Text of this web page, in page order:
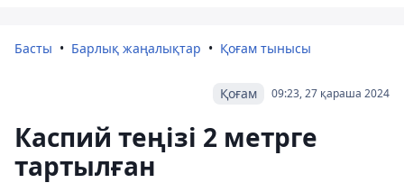
Басты Барлық жаңалықтар Қоғам тынысы
09:23, 27 қараша 2024
Қоғам
Каспий теңізі 2 метрге
тартылған